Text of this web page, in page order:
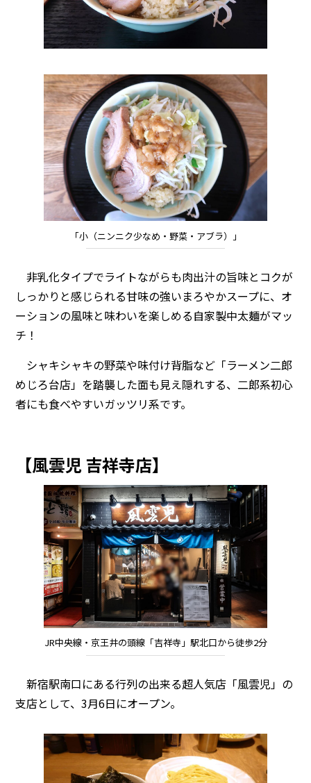
「小（ニンニク少なめ・野菜・アブラ）」
非乳化タイプでライトながらも肉出汁の旨味とコクが
しっかりと感じられる甘味の強いまろやかスープに、オ
ーションの風味と味わいを楽しめる自家製中太麺がマッ
チ！
シャキシャキの野菜や味付け背脂など「ラーメン二郎
めじろ台店」を踏襲した面も見え隠れする、二郎系初心
者にも食べやすいガッツリ系です。
【風雲児 吉祥寺店】
JR中央線・京王井の頭線「吉祥寺」駅北口から徒歩2分
新宿駅南口にある行列の出来る超人気店「風雲児」の
支店として、3月6日にオープン。